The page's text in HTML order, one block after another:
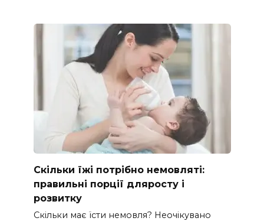
Скільки їжі потрібно немовляті:
правильні порції дляросту і
розвитку
Скільки має їсти немовля? Неочікувано